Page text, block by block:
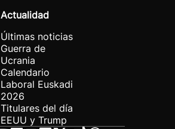
Actualidad
Últimas noticias
Guerra de
Ucrania
Calendario
Laboral Euskadi
2026
Titulares del día
EEUU y Trump